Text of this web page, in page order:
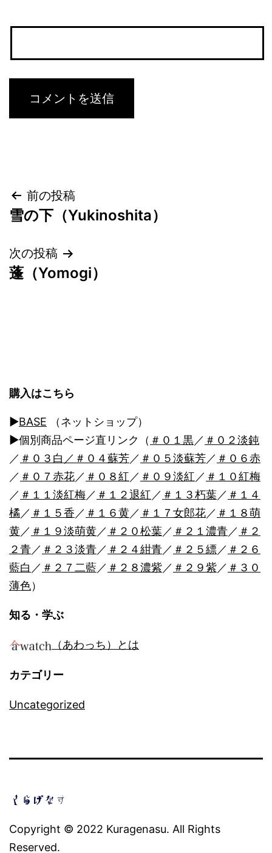
投
稿
ナ
ビ
ョ
ン
前の投稿
雪の下（Yukinoshita）
次の投稿
蓬（Yomogi）
購入はこちら
▶︎BASE （ネットショップ）
▶︎個別商品ページ直リンク（ ＃０１黒／ ＃０２淡鈍
／ ＃０３白 ／＃０４蘇芳／ ＃０５淡蘇芳／ ＃０６赤
／ ＃０７赤花／ ＃０８紅 ／ ＃０９淡紅 ／ ＃１０紅梅
／ ＃１１淡紅梅／ ＃１２退紅 ／ ＃１３朽葉／ ＃１４
橘 ／ ＃１５香 ／ ＃１６黄／ ＃１７女郎花／ ＃１８萌
黄／ ＃１９淡萌黄／ ＃２０松葉／ ＃２１濃青／ ＃２
２青／ ＃２３淡青／ ＃２４紺青／ ＃２５縹／ ＃２６
藍白 ／ ＃２７二藍／ ＃２８濃紫／ ＃２９紫／ ＃３０
薄色）
知る・学ぶ
（あわっち）とは
カテゴリー
Uncategorized
Copyright © 2022 Kuragenasu. All Rights
Reserved.